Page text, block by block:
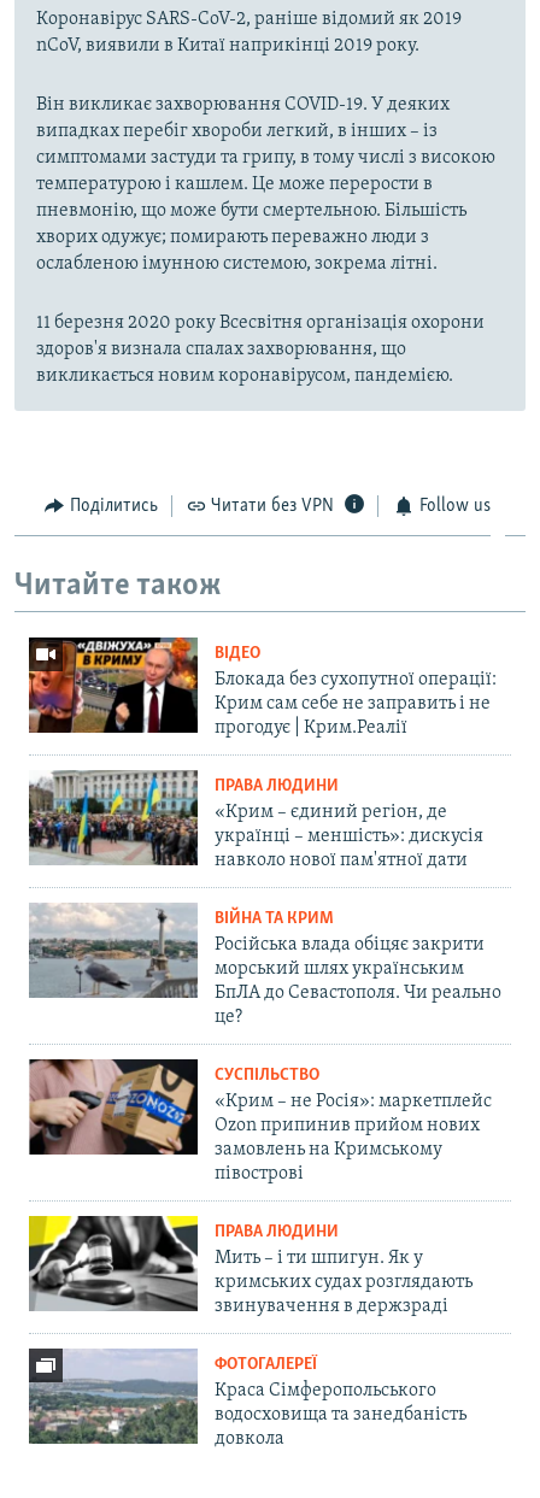
Коронавірус SARS-CoV-2, раніше відомий як 2019
nCoV, виявили в Китаї наприкінці 2019 року.
Він викликає захворювання COVID-19. У деяких
випадках перебіг хвороби легкий, в інших – із
симптомами застуди та грипу, в тому числі з високою
температурою і кашлем. Це може перерости в
пневмонію, що може бути смертельною. Більшість
хворих одужує; помирають переважно люди з
ослабленою імунною системою, зокрема літні.
11 березня 2020 року Всесвітня організація охорони
здоров'я визнала спалах захворювання, що
викликається новим коронавірусом, пандемією.
Поділитись Читати без VPN Follow us
Читайте також
ВІДЕО
Блокада без сухопутної операції:
Крим сам себе не заправить і не
прогодує | Крим.Реалії
ПРАВА ЛЮДИНИ
«Крим – єдиний регіон, де
українці – меншість»: дискусія
навколо нової пам'ятної дати
ВІЙНА ТА КРИМ
Російська влада обіцяє закрити
морський шлях українським
БпЛА до Севастополя. Чи реально
це?
СУСПІЛЬСТВО
«Крим – не Росія»: маркетплейс
Ozon припинив прийом нових
замовлень на Кримському
півострові
ПРАВА ЛЮДИНИ
Мить – і ти шпигун. Як у
кримських судах розглядають
звинувачення в держзраді
ФОТОГАЛЕРЕЇ
Краса Сімферопольського
водосховища та занедбаність
довкола